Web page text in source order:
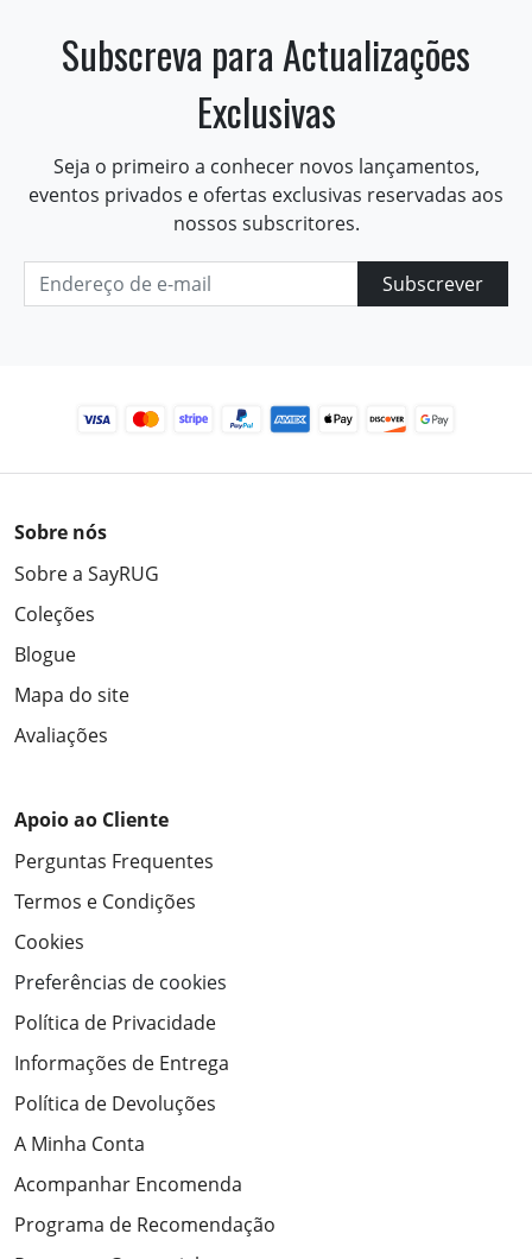
Subscreva para Actualizações
Exclusivas
Seja o primeiro a conhecer novos lançamentos,
eventos privados e ofertas exclusivas reservadas aos
nossos subscritores.
Subscrever
Sobre nós
Sobre a SayRUG
Coleções
Blogue
Mapa do site
Avaliações
Apoio ao Cliente
Perguntas Frequentes
Termos e Condições
Cookies
Preferências de cookies
Política de Privacidade
Informações de Entrega
Política de Devoluções
A Minha Conta
Acompanhar Encomenda
Programa de Recomendação